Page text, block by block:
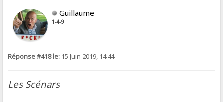
Guillaume
1-4-9
Réponse #418 le: 15 Juin 2019, 14:44
Les Scénars